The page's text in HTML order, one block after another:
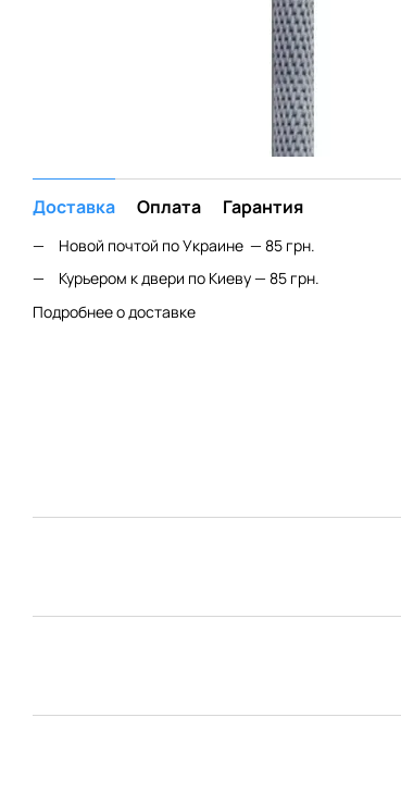
Доставка Оплата Гарантия
Новой почтой по Украине — 85 грн.
Курьером к двери по Киеву — 85 грн.
Подробнее о доставке